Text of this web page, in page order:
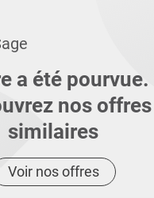
a été pourvue.
nos offres
similaires
Voir nos offres